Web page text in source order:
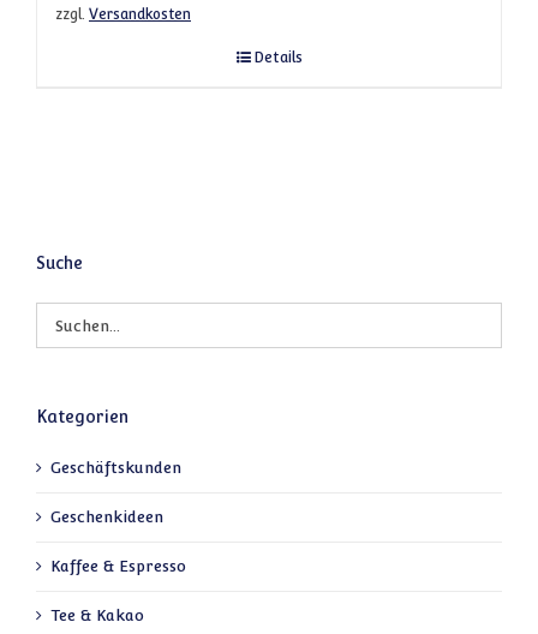
zzgl. Versandkosten
Details
Suche
Kategorien
Geschäftskunden
Geschenkideen
Kaffee & Espresso
Tee & Kakao